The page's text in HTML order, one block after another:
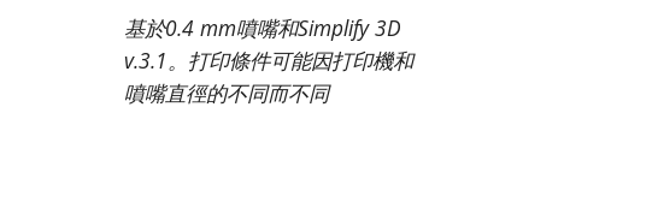
基於0.4 mm噴嘴和Simplify 3D
v.3.1。打印條件可能因打印機和
噴嘴直徑的不同而不同